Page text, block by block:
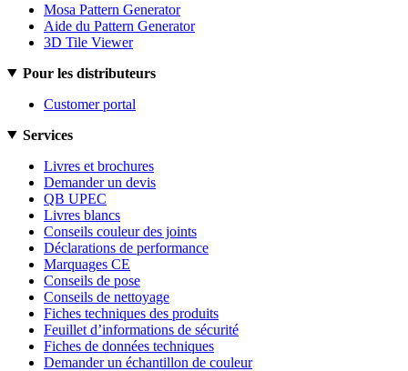
Mosa Pattern Generator
Aide du Pattern Generator
3D Tile Viewer
Pour les distributeurs
Customer portal
Services
Livres et brochures
Demander un devis
QB UPEC
Livres blancs
Conseils couleur des joints
Déclarations de performance
Marquages CE
Conseils de pose
Conseils de nettoyage
Fiches techniques des produits
Feuillet d’informations de sécurité
Fiches de données techniques
Demander un échantillon de couleur